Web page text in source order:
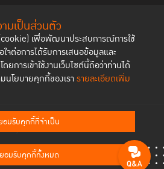
มเป็นส่วนตัว
เพื่อพัฒนาประสบการณ์การใช้
จต่อการได้รับการเสนอข้อมูลและ
ยการเข้าใช้งานเว็บไซต์นี้ถือว่าท่านได้
นโยบายคุกกี้ของเรา รายละเอียดเพิ่ม
อมรับคุกกี้ที่จำเป็น
ยอมรับคุกกี้ทั้งหมดof Justice All Rights Reserved